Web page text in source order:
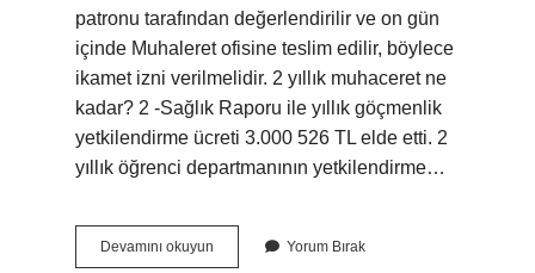
patronu tarafından değerlendirilir ve on gün
içinde Muhaleret ofisine teslim edilir, böylece
ikamet izni verilmelidir. 2 yıllık muhaceret ne
kadar? 2 -Sağlık Raporu ile yıllık göçmenlik
yetkilendirme ücreti 3.000 526 TL elde etti. 2
yıllık öğrenci departmanının yetkilendirme…
Devamını okuyun Muhaceret
Yapılmazsa
Yorum Bırak